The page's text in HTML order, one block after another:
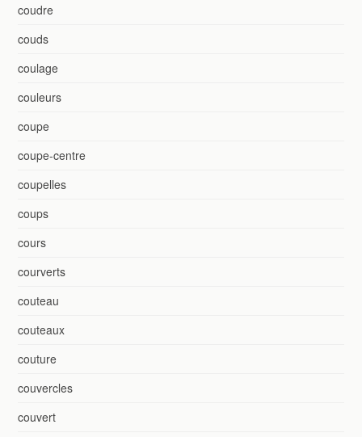
coudre
couds
coulage
couleurs
coupe
coupe-centre
coupelles
coups
cours
courverts
couteau
couteaux
couture
couvercles
couvert